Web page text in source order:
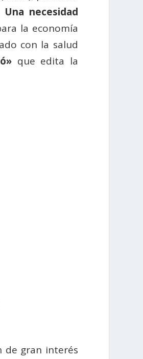
necesidad
la economía
con la salud
que edita la
de gran interés